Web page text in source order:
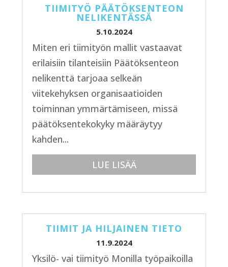
TIIMITYÖ PÄÄTÖKSENTEON
NELIKENTÄSSÄ
5.10.2024
Miten eri tiimityön mallit vastaavat
erilaisiin tilanteisiin Päätöksenteon
nelikenttä tarjoaa selkeän
viitekehyksen organisaatioiden
toiminnan ymmärtämiseen, missä
päätöksentekokyky määräytyy
kahden...
LUE LISÄÄ
TIIMIT JA HILJAINEN TIETO
11.9.2024
Yksilö- vai tiimityö Monilla työpaikoilla